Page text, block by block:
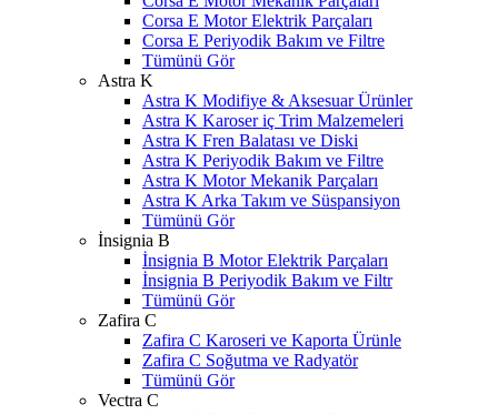
Corsa E Motor Elektrik Parçaları
Corsa E Periyodik Bakım ve Filtre
Tümünü Gör
Astra K
Astra K Modifiye & Aksesuar Ürünler
Astra K Karoser iç Trim Malzemeleri
Astra K Fren Balatası ve Diski
Astra K Periyodik Bakım ve Filtre
Astra K Motor Mekanik Parçaları
Astra K Arka Takım ve Süspansiyon
Tümünü Gör
İnsignia B
İnsignia B Motor Elektrik Parçaları
İnsignia B Periyodik Bakım ve Filtr
Tümünü Gör
Zafira C
Zafira C Karoseri ve Kaporta Ürünle
Zafira C Soğutma ve Radyatör
Tümünü Gör
Vectra C